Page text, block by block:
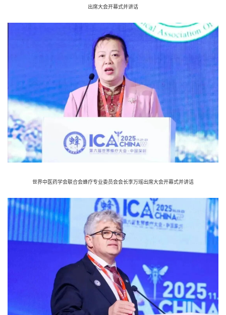
出席大会开幕式并讲话
世界中医药学会联合会蜂疗专业委员会会长李万瑶出席大会开幕式并讲话